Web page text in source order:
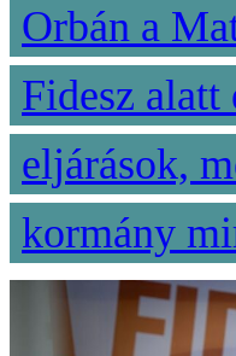
Orbán a
Fidesz
eljárások,
kormány